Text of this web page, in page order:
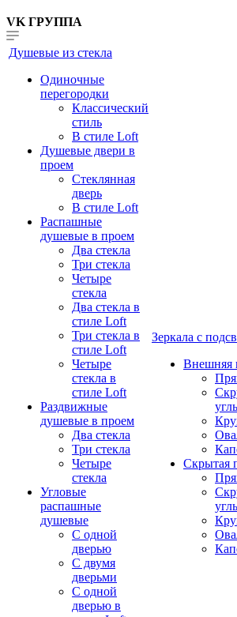
VK ГРУППА
Душевые из стекла
Одиночные
перегородки
Классический
стиль
В стиле Loft
Душевые двери в
проем
Стеклянная
дверь
В стиле Loft
Распашные
душевые в проем
Два стекла
Три стекла
Четыре
стекла
Два стекла в
стиле Loft
Три стекла в
стиле Loft
Четыре
стекла в
стиле Loft
Раздвижные
душевые в проем
Два стекла
Три стекла
Четыре
стекла
Угловые
распашные
душевые
С одной
дверью
С двумя
дверьми
С одной
дверью в
Зеркала с
Внешняя
Скрытая